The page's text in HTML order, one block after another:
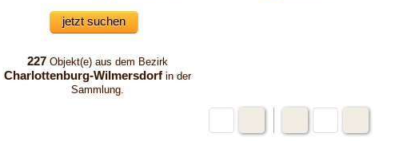
227 Objekt(e) aus dem Bezirk
Charlottenburg-Wilmersdorf in der
Sammlung.